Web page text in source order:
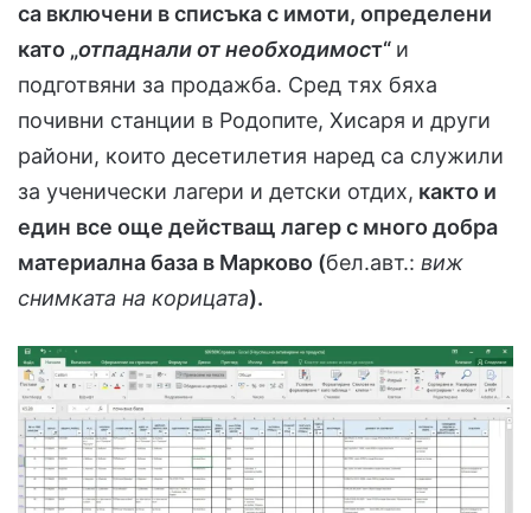
са включени в списъка с имоти, определени
като „отпаднали от необходимост“ и
подготвяни за продажба. Сред тях бяха
почивни станции в Родопите, Хисаря и други
райони, които десетилетия наред са служили
за ученически лагери и детски отдих, както и
един все още действащ лагер с много добра
материална база в Марково (бел.авт.: виж
снимката на корицата).